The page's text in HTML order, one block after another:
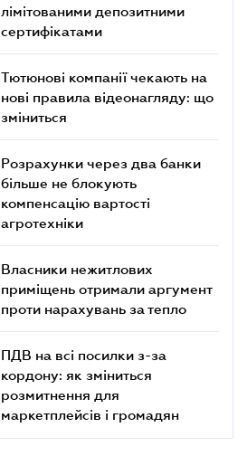
лімітованими депозитними
сертифікатами
Тютюнові компанії чекають на
нові правила відеонагляду: що
зміниться
Розрахунки через два банки
більше не блокують
компенсацію вартості
агротехніки
Власники нежитлових
приміщень отримали аргумент
проти нарахувань за тепло
ПДВ на всі посилки з-за
кордону: як зміниться
розмитнення для
маркетплейсів і громадян